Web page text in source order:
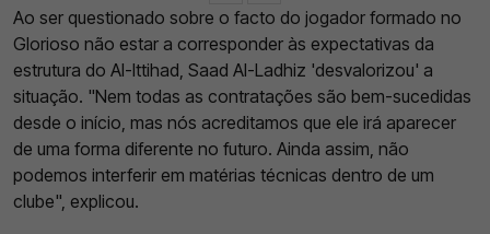
Ao ser questionado sobre o facto do jogador formado no
Glorioso não estar a corresponder às expectativas da
estrutura do Al-Ittihad, Saad Al-Ladhiz 'desvalorizou' a
situação. "Nem todas as contratações são bem-sucedidas
desde o início, mas nós acreditamos que ele irá aparecer
de uma forma diferente no futuro. Ainda assim, não
podemos interferir em matérias técnicas dentro de um
clube", explicou.